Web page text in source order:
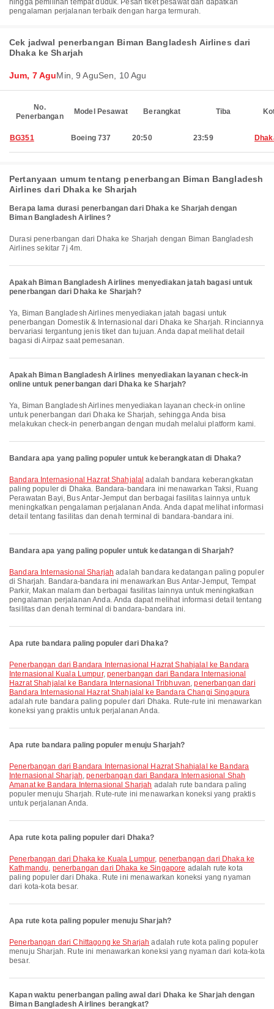
hingga pemilihan tempat duduk. Pesan tiket pesawat dan dapatkan
pengalaman perjalanan terbaik dengan harga termurah.
Cek jadwal penerbangan Biman Bangladesh Airlines dari
Dhaka ke Sharjah
Jum, 7 AguMin, 9 AguSen, 10 Agu
No.
Penerbangan
Model Pesawat Berangkat Tiba
BG351 Boeing 737 20:50 23:59
Pertanyaan umum tentang penerbangan Biman Bangladesh
Airlines dari Dhaka ke Sharjah
Berapa lama durasi penerbangan dari Dhaka ke Sharjah dengan
Biman Bangladesh Airlines?
Durasi penerbangan dari Dhaka ke Sharjah dengan Biman Bangladesh
Airlines sekitar 7j 4m.
Apakah Biman Bangladesh Airlines menyediakan jatah bagasi untuk
penerbangan dari Dhaka ke Sharjah?
Ya, Biman Bangladesh Airlines menyediakan jatah bagasi untuk
penerbangan Domestik & Internasional dari Dhaka ke Sharjah. Rinciannya
bervariasi tergantung jenis tiket dan tujuan. Anda dapat melihat detail
bagasi di Airpaz saat pemesanan.
Apakah Biman Bangladesh Airlines menyediakan layanan check-in
online untuk penerbangan dari Dhaka ke Sharjah?
Ya, Biman Bangladesh Airlines menyediakan layanan check-in online
untuk penerbangan dari Dhaka ke Sharjah, sehingga Anda bisa
melakukan check-in penerbangan dengan mudah melalui platform kami.
Bandara apa yang paling populer untuk keberangkatan di Dhaka?
Bandara Internasional Hazrat Shahjalal adalah bandara keberangkatan
paling populer di Dhaka. Bandara-bandara ini menawarkan Taksi, Ruang
Perawatan Bayi, Bus Antar-Jemput dan berbagai fasilitas lainnya untuk
meningkatkan pengalaman perjalanan Anda. Anda dapat melihat informasi
detail tentang fasilitas dan denah terminal di bandara-bandara ini.
Bandara apa yang paling populer untuk kedatangan di Sharjah?
Bandara Internasional Sharjah adalah bandara kedatangan paling populer
di Sharjah. Bandara-bandara ini menawarkan Bus Antar-Jemput, Tempat
Parkir, Makan malam dan berbagai fasilitas lainnya untuk meningkatkan
pengalaman perjalanan Anda. Anda dapat melihat informasi detail tentang
fasilitas dan denah terminal di bandara-bandara ini.
Apa rute bandara paling populer dari Dhaka?
penerbangan dari Bandara Internasional Hazrat Shahjalal ke Bandara
Internasional Kuala Lumpur, penerbangan dari Bandara Internasional
Hazrat Shahjalal ke Bandara Internasional Tribhuvan,penerbangan dari
Bandara Internasional Hazrat Shahjalal ke Bandara Changi Singapura
adalah rute bandara paling populer dari Dhaka. Rute-rute ini menawarkan
koneksi yang praktis untuk perjalanan Anda.
Apa rute bandara paling populer menuju Sharjah?
penerbangan dari Bandara Internasional Hazrat Shahjalal ke Bandara
Internasional Sharjah,penerbangan dari Bandara Internasional Shah
Amanat ke Bandara Internasional Sharjah adalah rute bandara paling
populer menuju Sharjah. Rute-rute ini menawarkan koneksi yang praktis
untuk perjalanan Anda.
Apa rute kota paling populer dari Dhaka?
penerbangan dari Dhaka ke Kuala Lumpur, penerbangan dari Dhaka ke
Kathmandu, penerbangan dari Dhaka ke Singapore adalah rute kota
paling populer dari Dhaka. Rute ini menawarkan koneksi yang nyaman
dari kota-kota besar.
Apa rute kota paling populer menuju Sharjah?
penerbangan dari Chittagong ke Sharjah adalah rute kota paling populer
menuju Sharjah. Rute ini menawarkan koneksi yang nyaman dari kota-kota
besar.
Kapan waktu penerbangan paling awal dari Dhaka ke Sharjah dengan
Biman Bangladesh Airlines berangkat?